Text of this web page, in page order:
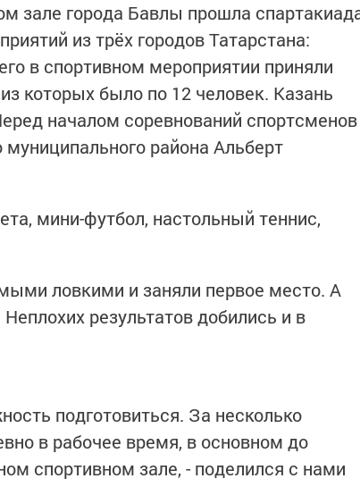
зале города Бавлы прошла
из трёх городов Татарстана:
в спортивном мероприятии приняли
которых было по 12 человек. Казань
началом соревнований спортсменов
муниципального района Альберт
мини-футбол, настольный теннис,
ловкими и заняли первое место. А
результатов добились и в
подготовиться. За несколько
в рабочее время, в основном до
спортивном зале, - поделился с нами